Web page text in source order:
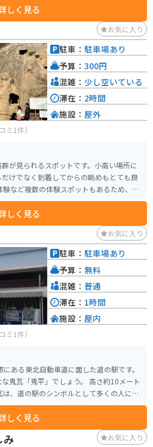
には東松山名物のやきとり屋さんも数多
しく見る
お気に入り
ミ1件）
が見られるスポットです。小高い場所に
けでなく到着してからの眺めもとても良
高いです。あまり混んでいないところも
しく見る
駐車： 駐車場あり
予算： 300円
混雑： 少し空いている
滞在： 2時間
施設： 屋外
お気に入り
ミ1件）
ある東北自動車道に面した道の駅です。
鬼瓦「鬼平」でしょう。 高さ約10メート
、道の駅のシンボルとして多くの人に親
種類、2,500匹の魚たちを観察することが
も知られており、道の駅 はにゅうでも地
しく見る
駐車： 駐車場あり
予算： 無料
混雑： 普通
滞在： 1時間
施設： 屋内
み お気に入り